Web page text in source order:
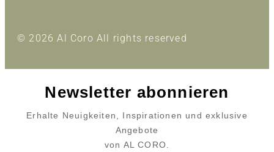
© 2026 Al Coro All rights reserved
Newsletter abonnieren
Erhalte Neuigkeiten, Inspirationen und exklusive
Angebote
von AL CORO.